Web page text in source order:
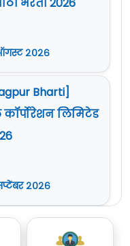
भरती 2026
२०२६
Bharti]
कॉर्पोरेशन लिमिटेड
२०२६